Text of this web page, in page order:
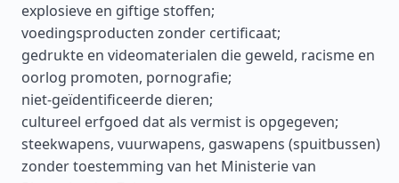
explosieve en giftige stoffen;
voedingsproducten zonder certificaat;
gedrukte en videomaterialen die geweld, racisme en
oorlog promoten, pornografie;
niet-geïdentificeerde dieren;
cultureel erfgoed dat als vermist is opgegeven;
steekwapens, vuurwapens, gaswapens (spuitbussen)
zonder toestemming van het Ministerie van